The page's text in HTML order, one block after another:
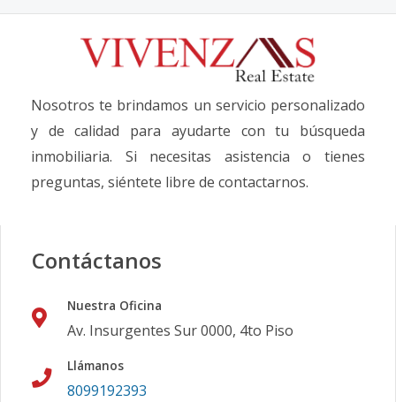
Nosotros te brindamos un servicio personalizado
y de calidad para ayudarte con tu búsqueda
inmobiliaria. Si necesitas asistencia o tienes
preguntas, siéntete libre de contactarnos.
Contáctanos
Nuestra Oficina
Av. Insurgentes Sur 0000, 4to Piso
Llámanos
8099192393